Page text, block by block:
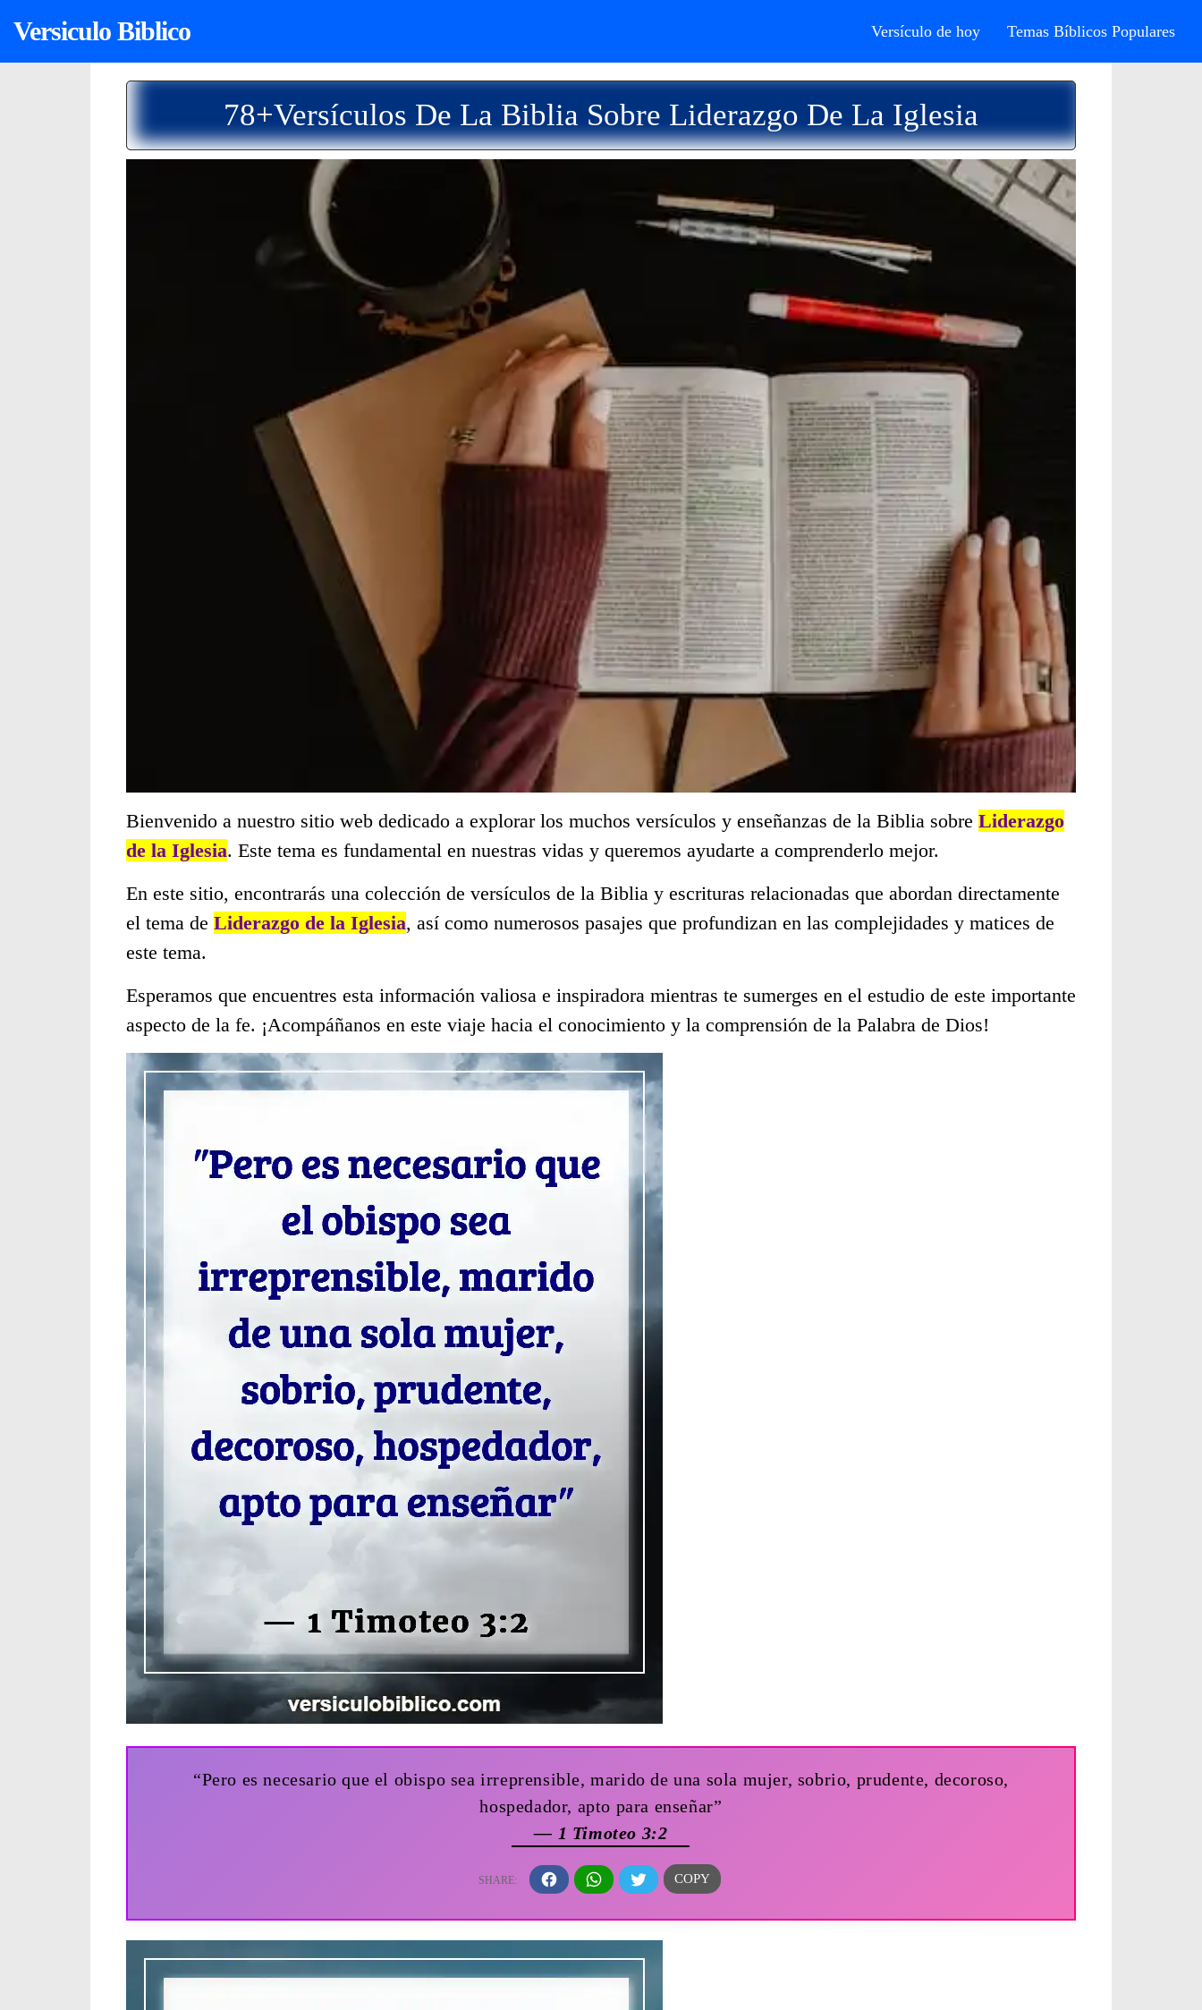
Versiculo Biblico Versículo de hoy Temas Bíblicos Populares
78+Versículos De La Biblia Sobre Liderazgo De La Iglesia
Bienvenido a nuestro sitio web dedicado a explorar los muchos versículos y enseñanzas de la Biblia sobre Liderazgo
de la Iglesia. Este tema es fundamental en nuestras vidas y queremos ayudarte a comprenderlo mejor.
En este sitio, encontrarás una colección de versículos de la Biblia y escrituras relacionadas que abordan directamente
el tema de Liderazgo de la Iglesia, así como numerosos pasajes que profundizan en las complejidades y matices de
este tema.
Esperamos que encuentres esta información valiosa e inspiradora mientras te sumerges en el estudio de este importante
aspecto de la fe. ¡Acompáñanos en este viaje hacia el conocimiento y la comprensión de la Palabra de Dios!
“Pero es necesario que el obispo sea irreprensible, marido de una sola mujer, sobrio, prudente, decoroso,
hospedador, apto para enseñar”
— 1 Timoteo 3:2